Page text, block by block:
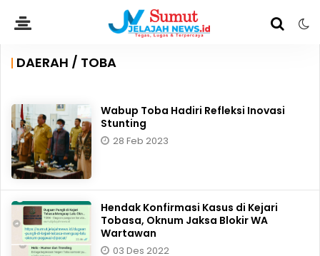
DAERAH / TOBA
Wabup Toba Hadiri Refleksi Inovasi
Stunting
28 Feb 2023
Hendak Konfirmasi Kasus di Kejari
Tobasa, Oknum Jaksa Blokir WA
Wartawan
03 Des 2022